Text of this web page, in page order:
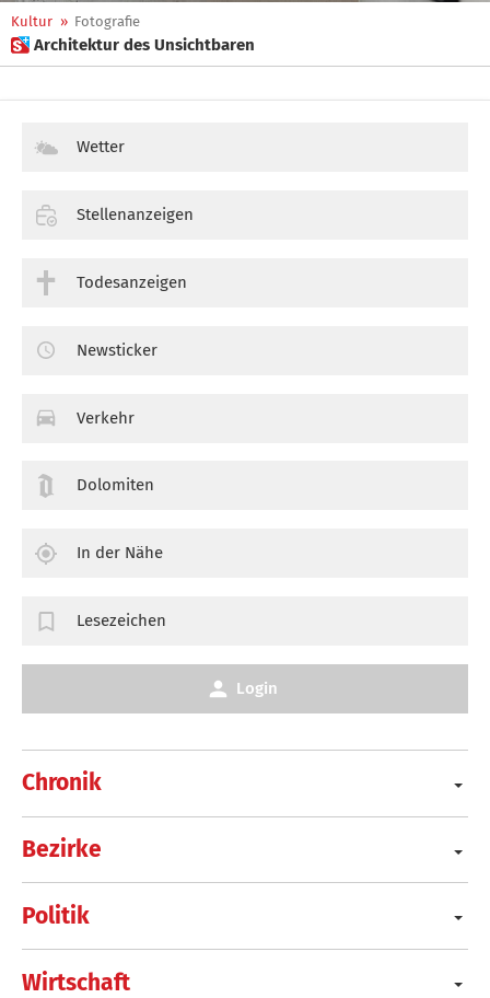
Kultur » Fotografie
 Architektur des Unsichtbaren
Chronik
Bezirke
Politik
Wirtschaft
Wetter
Stellenanzeigen
Todesanzeigen
Newsticker
Verkehr
Dolomiten
In der Nähe
Lesezeichen
Login